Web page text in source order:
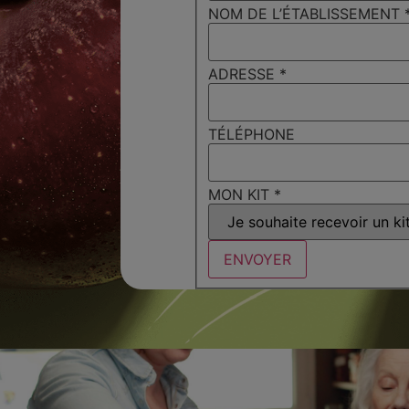
NOM DE L’ÉTABLISSEMENT
ADRESSE *
TÉLÉPHONE
MON KIT *
ENVOYER